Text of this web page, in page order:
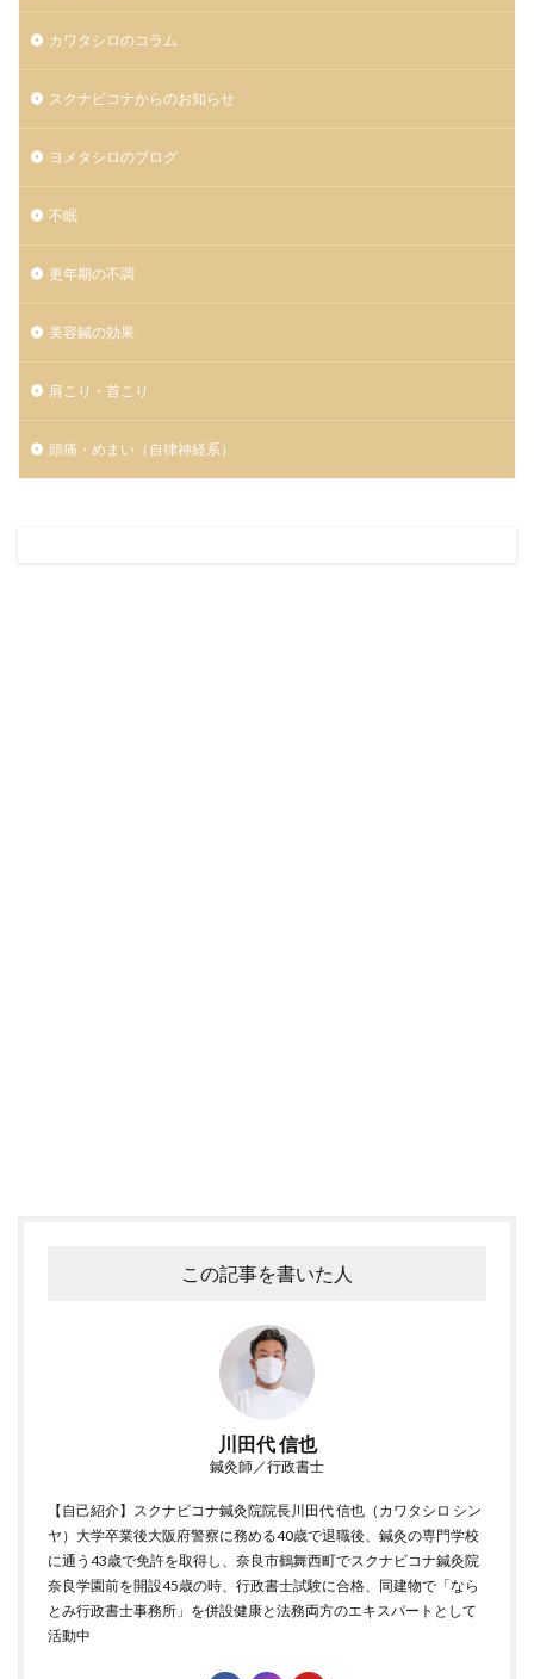
カワタシロのコラム
スクナビコナからのお知らせ
ヨメタシロのブログ
不眠
更年期の不調
美容鍼の効果
肩こり・首こり
頭痛・めまい（自律神経系）
この記事を書いた人
川田代 信也
鍼灸師／行政書士
【自己紹介】スクナビコナ鍼灸院院長川田代 信也（カワタシロ シン
ヤ）大学卒業後大阪府警察に務める40歳で退職後、鍼灸の専門学校
に通う43歳で免許を取得し、奈良市鶴舞西町でスクナビコナ鍼灸院
奈良学園前を開設45歳の時、行政書士試験に合格、同建物で「なら
とみ行政書士事務所」を併設健康と法務両方のエキスパートとして
活動中